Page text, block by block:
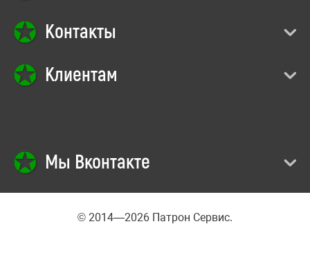
Контакты
Клиентам
Мы Вконтакте
© 2014—2026 Патрон Сервис.